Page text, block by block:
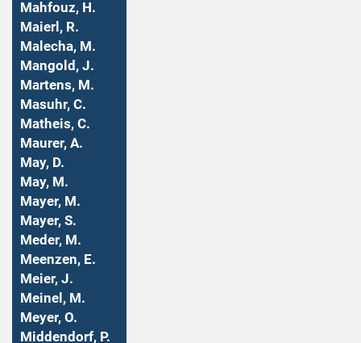
Mahfouz, H.
Maierl, R.
Malecha, M.
Mangold, J.
Martens, M.
Masuhr, C.
Matheis, C.
Maurer, A.
May, D.
May, M.
Mayer, M.
Mayer, S.
Meder, M.
Meenzen, E.
Meier, J.
Meinel, M.
Meyer, O.
Middendorf, P.